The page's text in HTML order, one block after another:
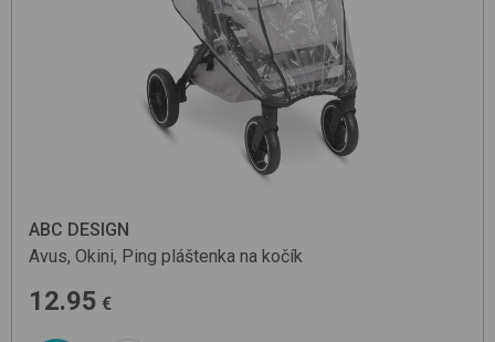
ABC DESIGN
Avus, Okini, Ping pláštenka na kočík
12.95 €